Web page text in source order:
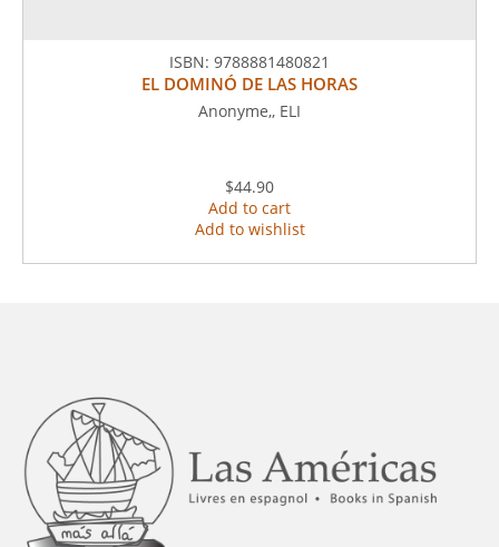
ISBN: 9788881480821
EL DOMINÓ DE LAS HORAS
Anonyme,, ELI
$44.90
Add to cart
Add to wishlist